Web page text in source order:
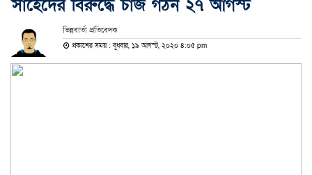
সাহেদের বিরুদ্ধে চার্জ গঠন ২৭ আগস্ট
ভিন্নবার্তা প্রতিবেদক
প্রকাশের সময় : বুধবার, ১৯ আগস্ট, ২০২০ ৪:০৫ pm